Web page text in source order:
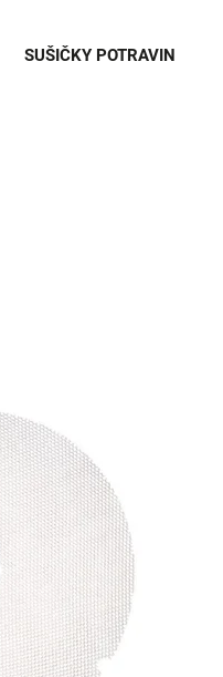
SUŠIČKY POTRAVIN